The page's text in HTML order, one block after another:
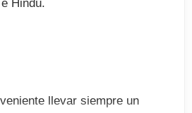
Hindú.
llevar siempre un